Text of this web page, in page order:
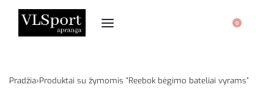
0
Pradžia›Produktai su žymomis “Reebok bėgimo bateliai vyrams”